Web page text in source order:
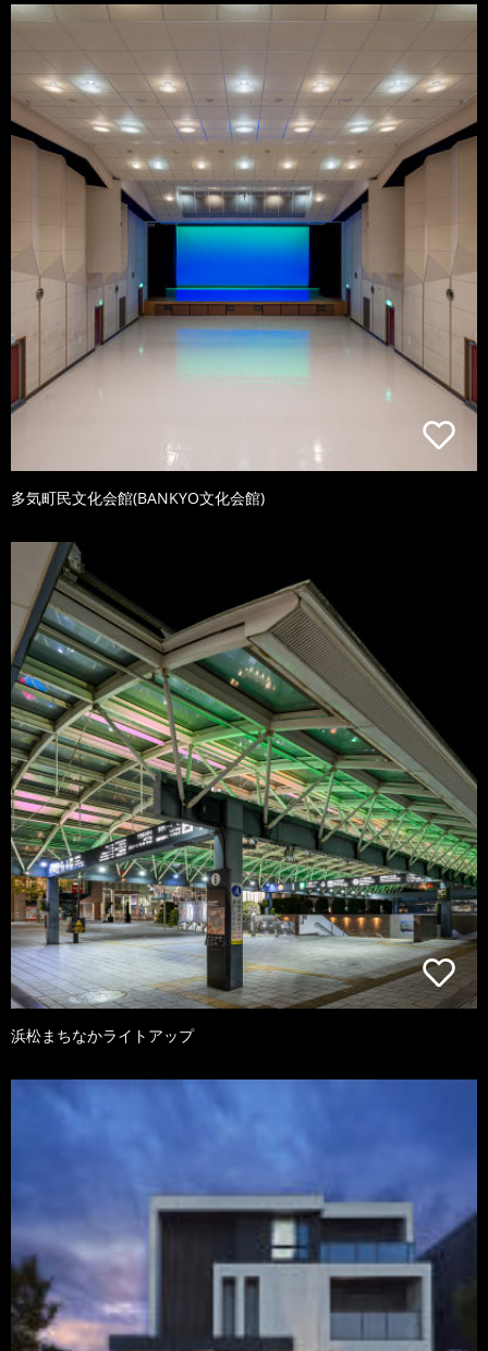
多気町民文化会館(BANKYO文化会館)
浜松まちなかライトアップ